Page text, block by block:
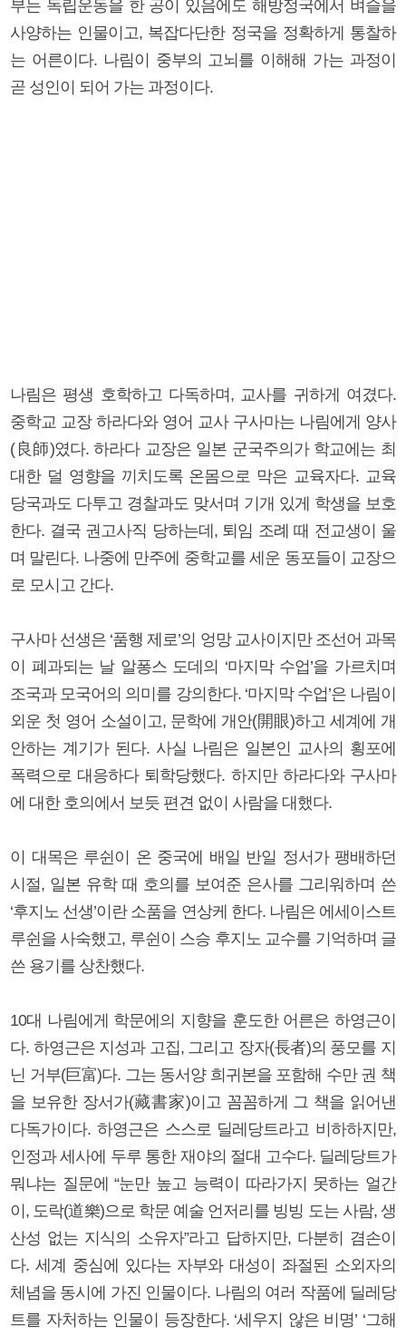
부는 독립운동을 한 공이 있음에도 해방정국에서 벼슬을
사양하는 인물이고, 복잡다단한 정국을 정확하게 통찰하
는 어른이다. 나림이 중부의 고뇌를 이해해 가는 과정이
곧 성인이 되어 가는 과정이다.
나림은 평생 호학하고 다독하며, 교사를 귀하게 여겼다.
중학교 교장 하라다와 영어 교사 구사마는 나림에게 양사
(良師)였다. 하라다 교장은 일본 군국주의가 학교에는 최
대한 덜 영향을 끼치도록 온몸으로 막은 교육자다. 교육
당국과도 다투고 경찰과도 맞서며 기개 있게 학생을 보호
한다. 결국 권고사직 당하는데, 퇴임 조례 때 전교생이 울
며 말린다. 나중에 만주에 중학교를 세운 동포들이 교장으
로 모시고 간다.
구사마 선생은 ‘품행 제로’의 엉망 교사이지만 조선어 과목
이 폐과되는 날 알퐁스 도데의 ‘마지막 수업’을 가르치며
조국과 모국어의 의미를 강의한다. ‘마지막 수업’은 나림이
외운 첫 영어 소설이고, 문학에 개안(開眼)하고 세계에 개
안하는 계기가 된다. 사실 나림은 일본인 교사의 횡포에
폭력으로 대응하다 퇴학당했다. 하지만 하라다와 구사마
에 대한 호의에서 보듯 편견 없이 사람을 대했다.
이 대목은 루쉰이 온 중국에 배일 반일 정서가 팽배하던
시절, 일본 유학 때 호의를 보여준 은사를 그리워하며 쓴
‘후지노 선생’이란 소품을 연상케 한다. 나림은 에세이스트
루쉰을 사숙했고, 루쉰이 스승 후지노 교수를 기억하며 글
쓴 용기를 상찬했다.
10대 나림에게 학문에의 지향을 훈도한 어른은 하영근이
다. 하영근은 지성과 고집, 그리고 장자(長者)의 풍모를 지
닌 거부(巨富)다. 그는 동서양 희귀본을 포함해 수만 권 책
을 보유한 장서가(藏書家)이고 꼼꼼하게 그 책을 읽어낸
다독가이다. 하영근은 스스로 딜레당트라고 비하하지만,
인정과 세사에 두루 통한 재야의 절대 고수다. 딜레당트가
뭐냐는 질문에 “눈만 높고 능력이 따라가지 못하는 얼간
이, 도락(道樂)으로 학문 예술 언저리를 빙빙 도는 사람, 생
산성 없는 지식의 소유자”라고 답하지만, 다분히 겸손이
다. 세계 중심에 있다는 자부와 대성이 좌절된 소외자의
체념을 동시에 가진 인물이다. 나림의 여러 작품에 딜레당
트를 자처하는 인물이 등장한다. ‘세우지 않은 비명’ ‘그해